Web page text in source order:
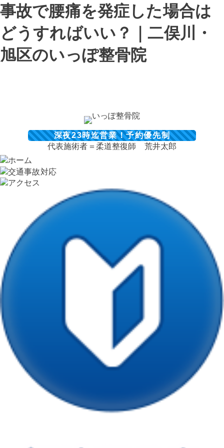
事故で腰痛を発症した場合は
どうすればいい？｜二俣川・
旭区のいっぽ整骨院
深夜23時迄営業！予約優先制
代表施術者＝柔道整復師 荒井太郎